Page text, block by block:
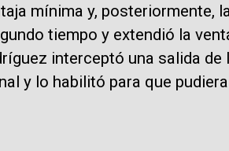
mínima y, posteriormente,
tiempo y extendió la
interceptó una salida de
y lo habilitó para que